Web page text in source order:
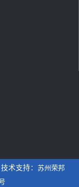
术支持： 苏州荣邦